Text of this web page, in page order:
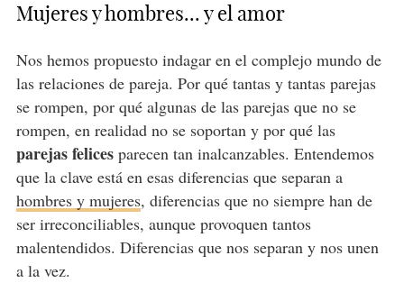
Mujeres y hombres... y el amor
Nos hemos propuesto indagar en el complejo mundo de
las relaciones de pareja. Por qué tantas y tantas parejas
se rompen, por qué algunas de las parejas que no se
rompen, en realidad no se soportan y por qué las
parejas felicesparecen tan inalcanzables. Entendemos
que la clave está en esas diferencias que separan a
hombres y mujeres, diferencias que no siempre han de
ser irreconciliables, aunque provoquen tantos
malentendidos. Diferencias que nos separan y nos unen
a la vez.